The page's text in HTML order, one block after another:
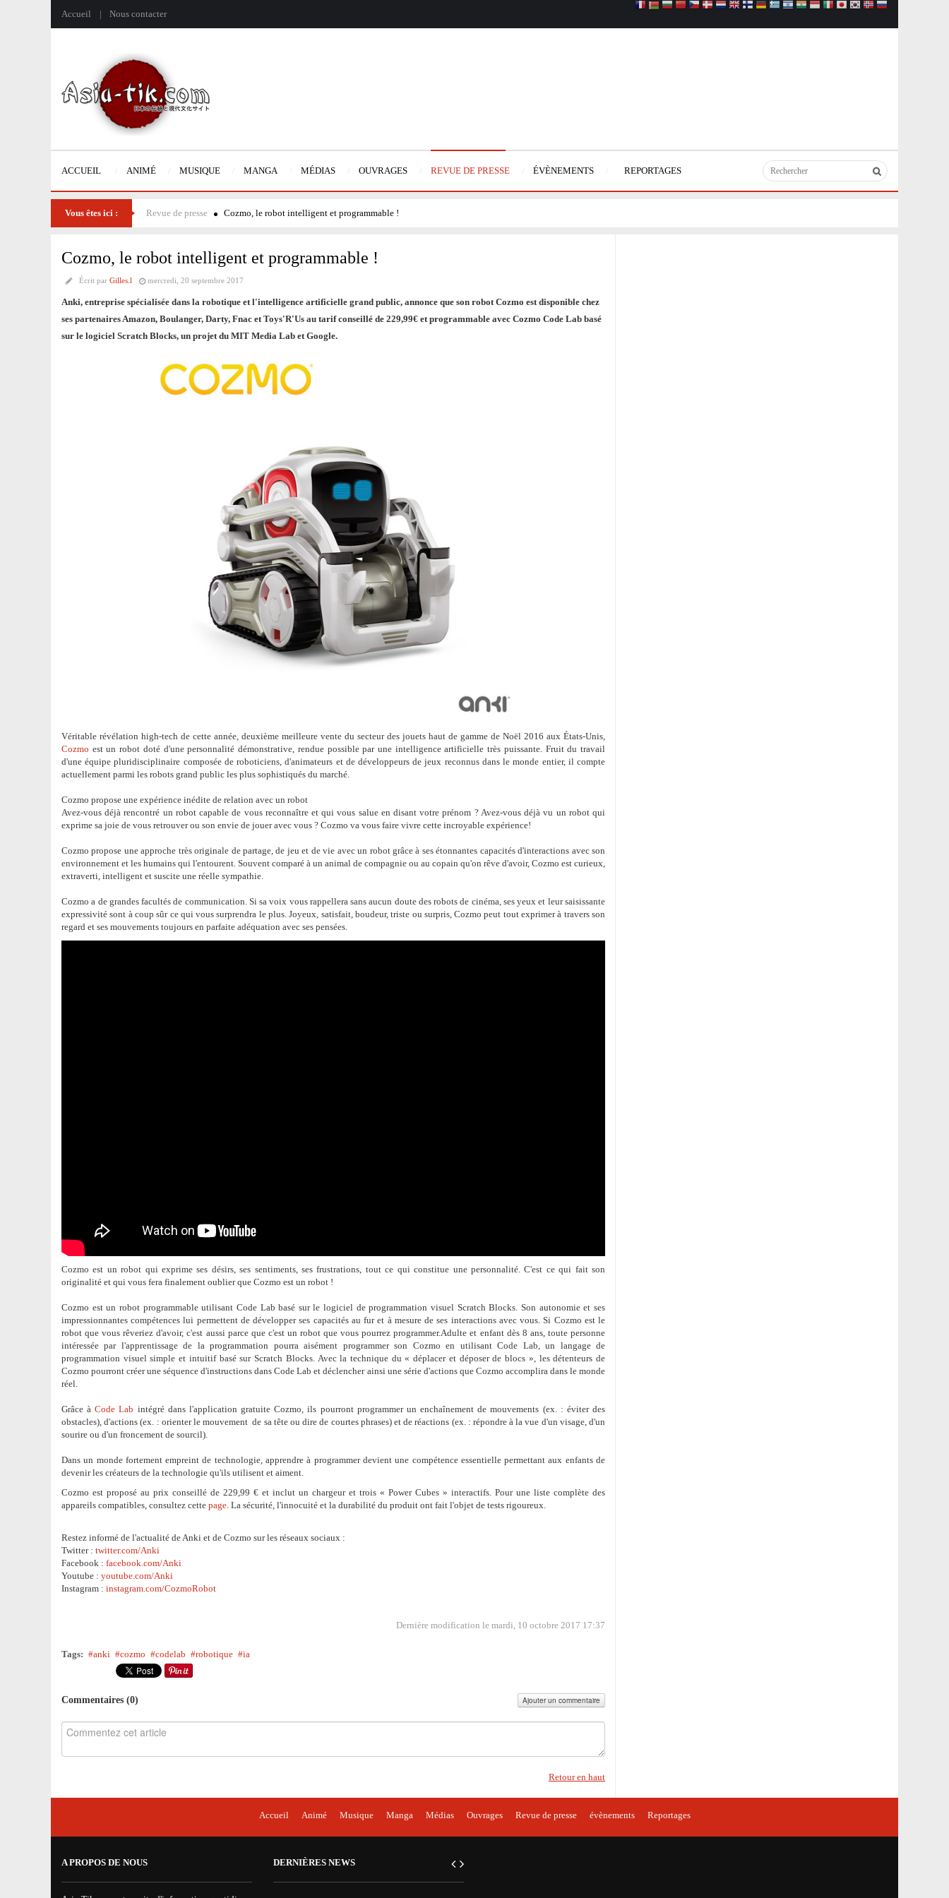
Accueil Nous contacter
ACCUEIL ANIMÉ MUSIQUE MANGA MÉDIAS OUVRAGES REVUE DE PRESSE ÉVÈNEMENTS REPORTAGES
Vous êtes ici : Revue de presse Cozmo, le robot intelligent et programmable !
Cozmo, le robot intelligent et programmable !
Écrit par Gilles.l mercredi, 20 septembre 2017
Anki, entreprise spécialisée dans la robotique et l'intelligence artificielle grand public, annonce que son robot Cozmo est disponible chez
ses partenaires Amazon, Boulanger, Darty, Fnac et Toys'R'Us au tarif conseillé de 229,99€ et programmable avec Cozmo Code Lab basé
sur le logiciel Scratch Blocks, un projet du MIT Media Lab et Google.
Véritable révélation high-tech de cette année, deuxième meilleure vente du secteur des jouets haut de gamme de Noël 2016 aux États-Unis,
Cozmo est un robot doté d'une personnalité démonstrative, rendue possible par une intelligence artificielle très puissante. Fruit du travail
d'une équipe pluridisciplinaire composée de roboticiens, d'animateurs et de développeurs de jeux reconnus dans le monde entier, il compte
actuellement parmi les robots grand public les plus sophistiqués du marché.
Cozmo propose une expérience inédite de relation avec un robot
Avez-vous déjà rencontré un robot capable de vous reconnaître et qui vous salue en disant votre prénom ? Avez-vous déjà vu un robot qui
exprime sa joie de vous retrouver ou son envie de jouer avec vous ? Cozmo va vous faire vivre cette incroyable expérience!
Cozmo propose une approche très originale de partage, de jeu et de vie avec un robot grâce à ses étonnantes capacités d'interactions avec son
environnement et les humains qui l'entourent. Souvent comparé à un animal de compagnie ou au copain qu'on rêve d'avoir, Cozmo est curieux,
extraverti, intelligent et suscite une réelle sympathie.
Cozmo a de grandes facultés de communication. Si sa voix vous rappellera sans aucun doute des robots de cinéma, ses yeux et leur saisissante
expressivité sont à coup sûr ce qui vous surprendra le plus. Joyeux, satisfait, boudeur, triste ou surpris, Cozmo peut tout exprimer à travers son
regard et ses mouvements toujours en parfaite adéquation avec ses pensées.
Cozmo est un robot qui exprime ses désirs, ses sentiments, ses frustrations, tout ce qui constitue une personnalité. C'est ce qui fait son
originalité et qui vous fera finalement oublier que Cozmo est un robot !
Cozmo est un robot programmable utilisant Code Lab basé sur le logiciel de programmation visuel Scratch Blocks. Son autonomie et ses
impressionnantes compétences lui permettent de développer ses capacités au fur et à mesure de ses interactions avec vous. Si Cozmo est le
robot que vous rêveriez d'avoir, c'est aussi parce que c'est un robot que vous pourrez programmer.Adulte et enfant dès 8 ans, toute personne
intéressée par l'apprentissage de la programmation pourra aisément programmer son Cozmo en utilisant Code Lab, un langage de
programmation visuel simple et intuitif basé sur Scratch Blocks. Avec la technique du « déplacer et déposer de blocs », les détenteurs de
Cozmo pourront créer une séquence d'instructions dans Code Lab et déclencher ainsi une série d'actions que Cozmo accomplira dans le monde
réel.
Grâce àCode Lab intégré dans l'application gratuite Cozmo, ils pourront programmer un enchaînement de mouvements (ex. : éviter des
obstacles), d'actions (ex. : orienter le mouvement de sa tête ou dire de courtes phrases) et de réactions (ex. : répondre à la vue d'un visage, d'un
sourire ou d'un froncement de sourcil).
Dans un monde fortement empreint de technologie, apprendre à programmer devient une compétence essentielle permettant aux enfants de
devenir les créateurs de la technologie qu'ils utilisent et aiment.
Cozmo est proposé au prix conseillé de 229,99 € et inclut un chargeur et trois « Power Cubes » interactifs. Pour une liste complète des
appareils compatibles, consultez cette page . La sécurité, l'innocuité et la durabilité du produit ont fait l'objet de tests rigoureux.
Restez informé de l'actualité de Anki et de Cozmo sur les réseaux sociaux :
Twitter : twitter.com/Anki
Facebook : facebook.com/Anki
Youtube : youtube.com/Anki
Instagram : instagram.com/CozmoRobot
Dernière modification le mardi, 10 octobre 2017 17:37
Tags: anki cozmo codelab robotique ia
Commentaires (0) Ajouter un commentaire
Retour en haut
Accueil Animé Musique Manga Médias Ouvrages Revue de presse évènements Reportages
A PROPOS DE NOUS DERNIÈRES NEWS